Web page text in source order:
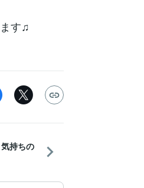
す♫
持ちの